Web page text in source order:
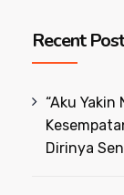
Recent
“Aku Yakin
Dirinya